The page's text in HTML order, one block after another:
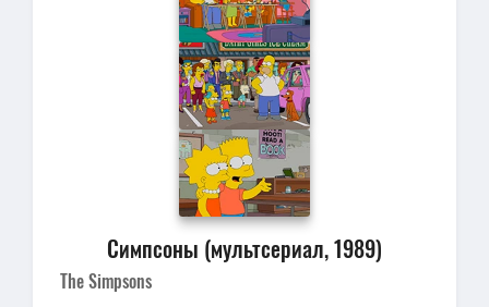
Симпсоны (мультсериал, 1989)
The Simpsons